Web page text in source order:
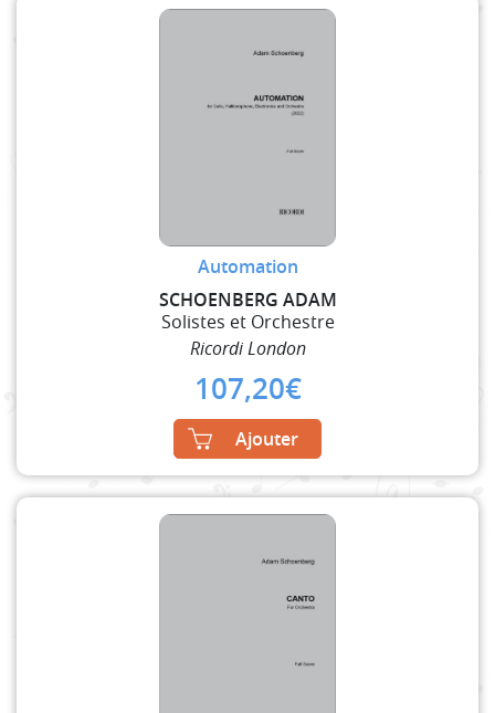
Automation
SCHOENBERG ADAM
Solistes et Orchestre
Ricordi London
107,20€
Ajouter